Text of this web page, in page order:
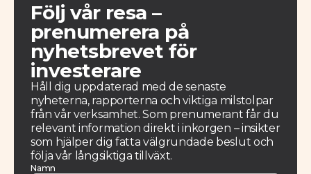
Följ vår resa –
prenumerera på
nyhetsbrevet för
investerare
Håll dig uppdaterad med de senaste
nyheterna, rapporterna och viktiga milstolpar
från vår verksamhet. Som prenumerant får du
relevant information direkt i inkorgen – insikter
som hjälper dig fatta välgrundade beslut och
följa vår långsiktiga tillväxt.
Namn